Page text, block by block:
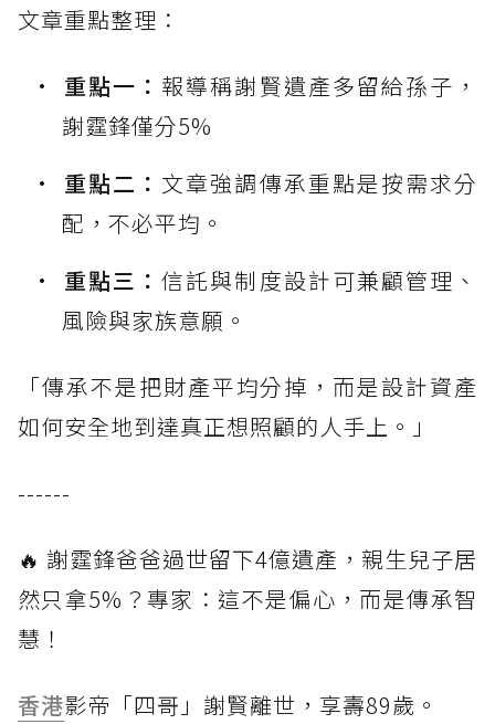
文章重點整理：
重點一： 報導稱謝賢遺產多留給孫子，
謝霆鋒僅分5%
重點二： 文章強調傳承重點是按需求分
配，不必平均。
重點三：信託與制度設計可兼顧管理、
風險與家族意願。
「傳承不是把財產平均分掉，而是設計資產
如何安全地到達真正想照顧的人手上。」
------
🔥 謝霆鋒爸爸過世留下4億遺產，親生兒子居
然只拿5%？專家：這不是偏心，而是傳承智
慧！
香港影帝「四哥」謝賢離世，享壽89歲。